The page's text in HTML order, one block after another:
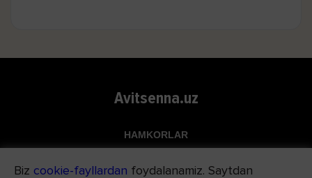
Avitsenna.uz
HAMKORLAR
Apteka.uz
Biz cookie-fayllardan foydalanamiz. Saytdan